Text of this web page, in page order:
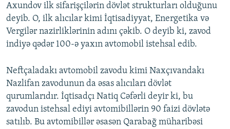
Axundov ilk sifarişçilərin dövlət strukturları olduğunu
deyib. O, ilk alıcılar kimi İqtisadiyyat, Energetika və
Vergilər nazirliklərinin adını çəkib. O deyib ki, zavod
indiyə qədər 100-ə yaxın avtomobil istehsal edib.
Neftçaladakı avtomobil zavodu kimi Naxçıvandakı
Nazlifan zavodunun da əsas alıcıları dövlət
qurumlarıdır. İqtisadçı Natiq Cəfərli deyir ki, bu
zavodun istehsal ediyi avtomibillərin 90 faizi dövlətə
satılıb. Bu avtomibillər əsasən Qarabağ müharibəsi